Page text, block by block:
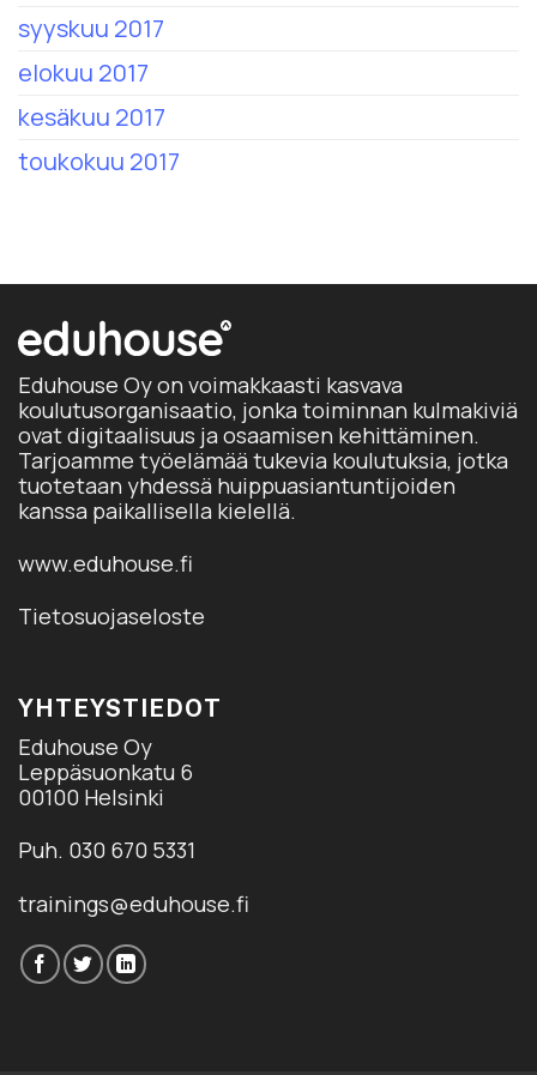
syyskuu 2017
elokuu 2017
kesäkuu 2017
toukokuu 2017
Eduhouse Oy on voimakkaasti kasvava
koulutusorganisaatio, jonka toiminnan kulmakiviä
ovat digitaalisuus ja osaamisen kehittäminen.
Tarjoamme työelämää tukevia koulutuksia, jotka
tuotetaan yhdessä huippuasiantuntijoiden
kanssa paikallisella kielellä.
www.eduhouse.fi
Tietosuojaseloste
YHTEYSTIEDOT
Eduhouse Oy
Leppäsuonkatu 6
00100 Helsinki
Puh. 030 670 5331
trainings@eduhouse.fi